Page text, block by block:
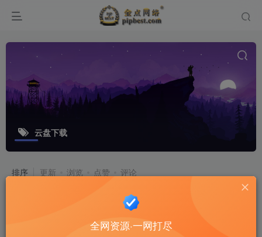
云盘下载
排序 更新 浏览 点赞 评论
迅雷12舒爽版 v12.4.7.3858 优化安装
软件工具
全网资源·一网打尽